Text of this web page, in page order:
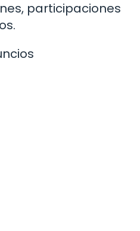
participaciones